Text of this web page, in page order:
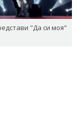
"Да си моя"